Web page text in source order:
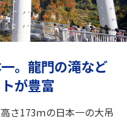
。龍門の滝など
が豊富
さ173ｍの日本一の大吊